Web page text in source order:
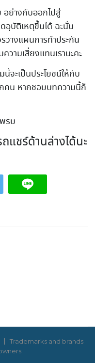
ย่างกับออกไปสู่
อุบัติเหตุขึ้นได้ ฉะนั้น
างแผนการทำประกัน
วามเสี่ยงแทนเรานะคะ
จะเป็นประโยชน์ให้กับ
คน หากชอบบทความนี้ก็
รบ
แชร์ด้านล่างได้นะ
Trademarks and brands